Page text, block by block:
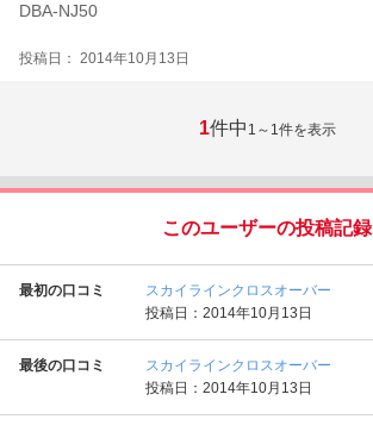
DBA-NJ50
投稿日： 2014年10月13日
1件中 1～1件を表示
このユーザーの投稿記録
最初の口コミ
スカイラインクロスオーバー
投稿日：2014年10月13日
最後の口コミ
スカイラインクロスオーバー
投稿日：2014年10月13日